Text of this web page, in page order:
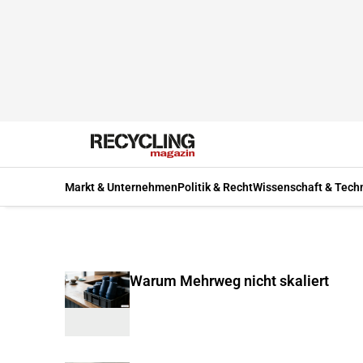
Markt & UnternehmenPolitik & RechtWissenschaft &
Warum Mehrweg nicht skaliert